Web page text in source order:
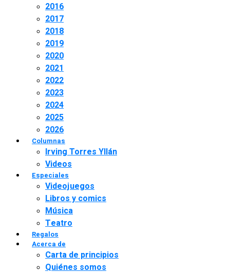
2016
2017
2018
2019
2020
2021
2022
2023
2024
2025
2026
Columnas
Irving Torres Yllán
Videos
Especiales
Videojuegos
Libros y comics
Música
Teatro
Regalos
Acerca de
Carta de principios
Quiénes somos